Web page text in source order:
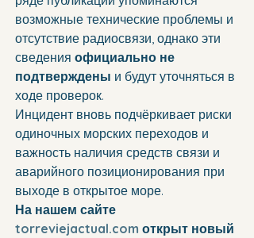
возможные технические проблемы и
отсутствие радиосвязи, однако эти
сведения официально не
подтверждены и будут уточняться в
ходе проверок.
Инцидент вновь подчёркивает риски
одиночных морских переходов и
важность наличия средств связи и
аварийного позиционирования при
выходе в открытое море.
На нашем сайте
torreviejactual.com открыт новый